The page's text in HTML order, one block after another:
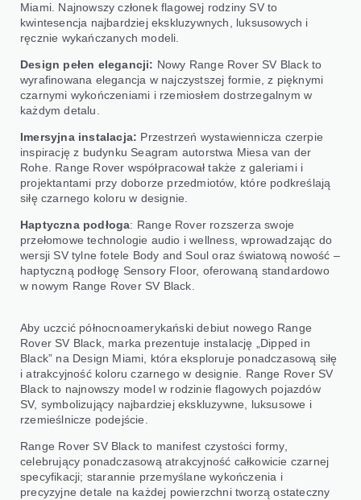
Miami. Najnowszy członek flagowej rodziny SV to
kwintesencja najbardziej ekskluzywnych, luksusowych i
ręcznie wykańczanych modeli.
Design pełen elegancji: Nowy Range Rover SV Black to
wyrafinowana elegancja w najczystszej formie, z pięknymi
czarnymi wykończeniami i rzemiosłem dostrzegalnym w
każdym detalu.
Imersyjna instalacja: Przestrzeń wystawiennicza czerpie
inspirację z budynku Seagram autorstwa Miesa van der
Rohe. Range Rover współpracował także z galeriami i
projektantami przy doborze przedmiotów, które podkreślają
siłę czarnego koloru w designie.
Haptyczna podłoga: Range Rover rozszerza swoje
przełomowe technologie audio i wellness, wprowadzając do
wersji SV tylne fotele Body and Soul oraz światową nowość –
haptyczną podłogę Sensory Floor, oferowaną standardowo
w nowym Range Rover SV Black.
Aby uczcić północnoamerykański debiut nowego Range
Rover SV Black, marka prezentuje instalację „Dipped in
Black” na Design Miami, która eksploruje ponadczasową siłę
i atrakcyjność koloru czarnego w designie. Range Rover SV
Black to najnowszy model w rodzinie flagowych pojazdów
SV, symbolizujący najbardziej ekskluzywne, luksusowe i
rzemieślnicze podejście.
Range Rover SV Black to manifest czystości formy,
celebrujący ponadczasową atrakcyjność całkowicie czarnej
specyfikacji; starannie przemyślane wykończenia i
precyzyjne detale na każdej powierzchni tworzą ostateczny